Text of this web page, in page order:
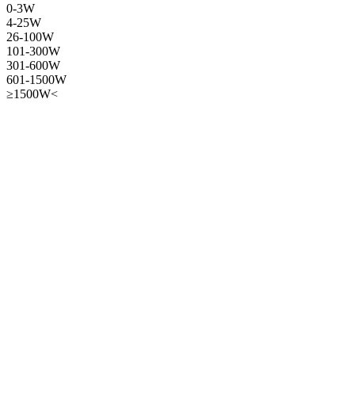
0-3W
4-25W
26-100W
101-300W
301-600W
601-1500W
≥1500W<